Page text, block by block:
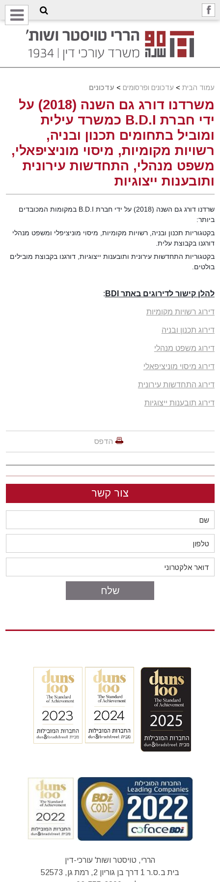
עמוד הבית > עדכונים ופרסומים > עדכונים
משרדנו דורג גם השנה (2018) על
ידי חברת B.D.I כמשרד עילית
ומוביל בתחומים תכנון ובניה,
רשויות מקומיות, מיסוי מוניציפאלי,
משפט מנהלי, התחדשות עירונית
ותובענות ייצוגיות
שרדנו דורג גם השנה (2018) על ידי חברת B.D.I במקומות המכובדים
ביותר:
בקטגוריות תכנון ובניה, רשויות מקומיות, מיסוי מוניציפלי ומשפט מנהלי
דורגנו בקבוצת עלית.
בקטגוריות התחדשות עירונית ותובענות ייצוגיות, דורגנו בקבוצת מובילים
בולטים.
להלן קישור לדירוגים באתר BDI :
דירוג רשויות מקומיות
דירוג תכנון ובניה
דירוג משפט מנהלי
דירוג מיסוי מוניציפאלי
דירוג התחדשות עירונית
דירוג תובענות ייצוגיות
הדפס
צור קשר
הררי, טויסטר ושות' עורכי-דין
בית ב.ס.ר 1 דרך בן גוריון 2, רמת גן, 52573